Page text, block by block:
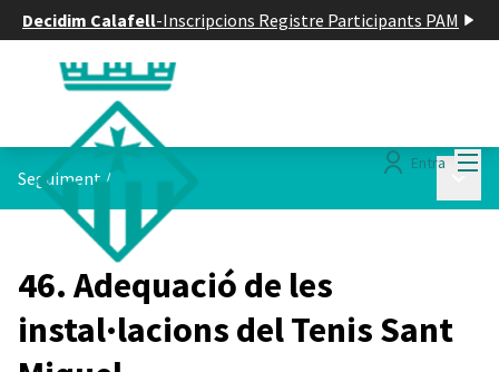
Decidim Calafell-Inscripcions Registre Participants PAM
Entra
Seguiment /
46. Adequació de les
instal·lacions del Tenis Sant